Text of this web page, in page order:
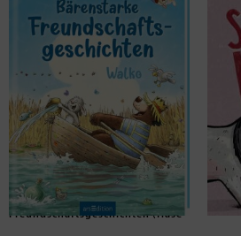
Hase und Holunderbär -
Bärenstarke
Freundschaftsgeschichten (Hase
Wind,